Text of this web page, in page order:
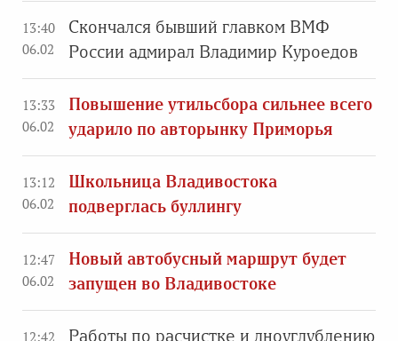
13:40
06.02
Скончался бывший главком ВМФ
России адмирал Владимир Куроедов
13:33
06.02
Повышение утильсбора сильнее всего
ударило по авторынку Приморья
13:12
06.02
Школьница Владивостока
подверглась буллингу
12:47
06.02
Новый автобусный маршрут будет
запущен во Владивостоке
12:42 Работы по расчистке и дноуглублению